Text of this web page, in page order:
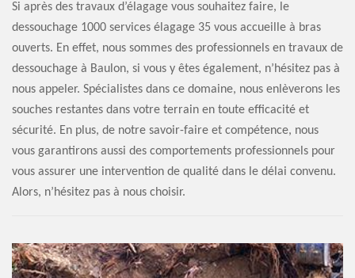
Si après des travaux d’élagage vous souhaitez faire, le
dessouchage 1000 services élagage 35 vous accueille à bras
ouverts. En effet, nous sommes des professionnels en travaux de
dessouchage à Baulon, si vous y êtes également, n’hésitez pas à
nous appeler. Spécialistes dans ce domaine, nous enlèverons les
souches restantes dans votre terrain en toute efficacité et
sécurité. En plus, de notre savoir-faire et compétence, nous
vous garantirons aussi des comportements professionnels pour
vous assurer une intervention de qualité dans le délai convenu.
Alors, n’hésitez pas à nous choisir.